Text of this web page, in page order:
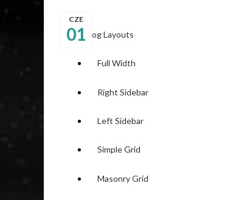
01
CZE
Blog Layouts
Full Width
Right Sidebar
Left Sidebar
Simple Grid
Masonry Grid